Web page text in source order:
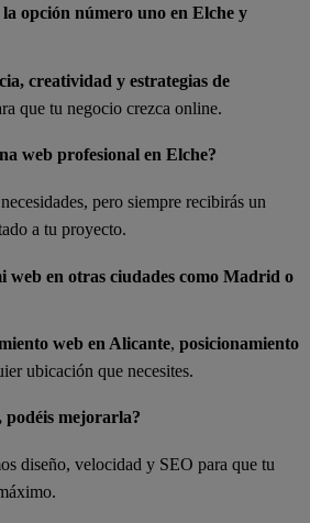
opción número uno en Elche y
creatividad y estrategias de
que tu negocio crezca online.
web profesional en Elche?
pero siempre recibirás un
a tu proyecto.
web en otras ciudades como Madrid o
web en Alicante, posicionamiento
ubicación que necesites.
podéis mejorarla?
diseño, velocidad y SEO para que tu